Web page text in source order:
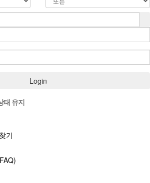
Login
태 유지
기